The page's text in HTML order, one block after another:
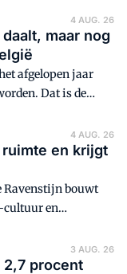
4 AUG. 26
maar nog
afgelopen jaar
Dat is de
4 AUG. 26
en krijgt
Ravenstijn bouwt
cultuur en
3 AUG. 26
2,7 procent